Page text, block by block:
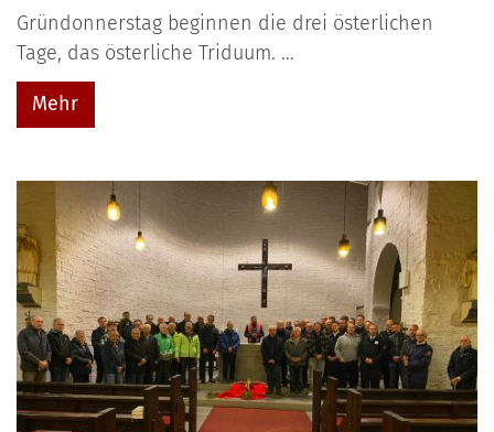
Gründonnerstag beginnen die drei österlichen
Tage, das österliche Triduum. ...
Mehr